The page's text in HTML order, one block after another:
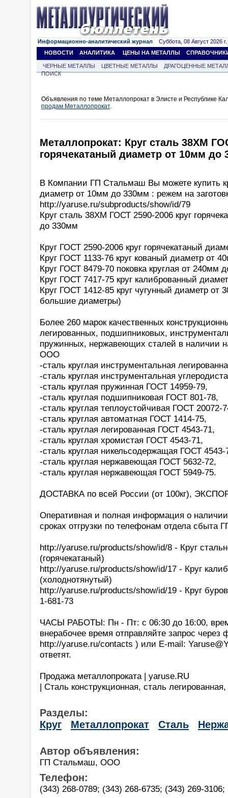
Информационно-аналитический журнал Суббота, 08 Август 2026 г.
НОВОСТИ
АНАЛИТИКА ЦЕНЫ НА МЕТАЛЛЫ
ЧЕРНЫЕ МЕТАЛЛЫ ЦВЕТНЫЕ МЕТАЛЛЫ
ДРАГОЦЕННЫЕ
ПОИСК
Объявления по теме Металлопрокат в Элисте и Республике
продам Металлопрокат.
Металлопрокат: Круг сталь 38ХМ
горячекатаный диаметр от 10мм до
В Компании ГП Стальмаш Вы можете купить
диаметр от 10мм до 330мм : режем на
http://yaruse.ru/subproducts/show/id/79
Круг сталь 38ХМ ГОСТ 2590-2006 круг
до 330мм
Круг ГОСТ 2590-2006 круг горячекатаный
Круг ГОСТ 1133-76 круг кованый диаметр от
Круг ГОСТ 8479-70 поковка круглая от 240мм
Круг ГОСТ 7417-75 круг калиброванный
Круг ГОСТ 1412-85 круг чугунный диаметр от
большие диаметры)
Более 260 марок качественных
легированных, подшипниковых,
пружинных, нержавеющих сталей в наличии
ООО
-сталь круглая инструментальная
-сталь круглая инструментальная
-сталь круглая пружинная ГОСТ 14959-79,
-сталь круглая подшипниковая ГОСТ 801-78,
-сталь круглая теплоустойчивая ГОСТ 20072-
-сталь круглая автоматная ГОСТ 1414-75,
-сталь круглая легированная ГОСТ 4543-71,
-сталь круглая хромистая ГОСТ 4543-71,
-сталь круглая никельсодержащая ГОСТ 4543-
-сталь круглая нержавеющая ГОСТ 5632-72,
-сталь круглая нержавеющая ГОСТ 5949-75.
ДОСТАВКА по всей России (от 100кг),
Оперативная и полная информация о
сроках отгрузки по телефонам отдела сбыта
http://yaruse.ru/products/show/id/8 - Круг
(горячекатаный)
http://yaruse.ru/products/show/id/17 - Круг
(холоднотянутый)
http://yaruse.ru/products/show/id/19 - Круг
1-681-73
ЧАСЫ РАБОТЫ: Пн - Пт: с 06:30 до 16:00,
внерабочее время отправляйте запрос через
http://yaruse.ru/contacts ) или E-mail:
ответят.
Продажа металлопроката | yaruse.RU
| Сталь конструкционная, сталь
Разделы:
Круг
Металлопрокат Сталь
Автор объявления:
ГП Стальмаш, ООО
Телефон:
(343) 268-0789; (343) 268-6735; (343) 269-3106;